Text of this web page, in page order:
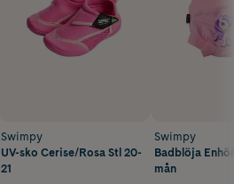
Swimpy
UV-sko Cerise/Rosa Stl 20-
21
Swimpy
Badblöja
mån